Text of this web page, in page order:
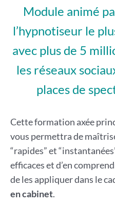
Module animé
l’hypnotiseur le
avec plus de 5
les réseaux
places de
Cette formation axée
vous permettra de
“rapides” et
efficaces et d’en
de les appliquer dans le
en cabinet.